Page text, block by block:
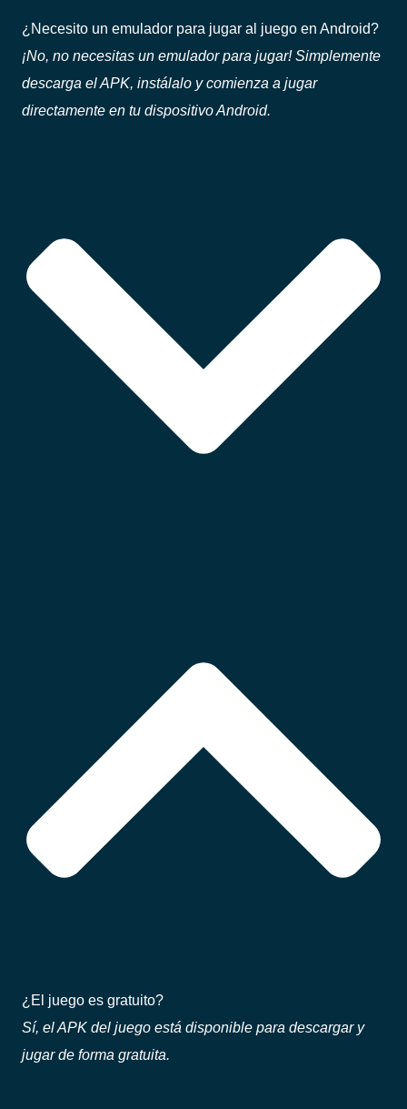
¿Necesito un emulador para jugar al juego en Android?
¡No, no necesitas un emulador para jugar! Simplemente
descarga el APK, instálalo y comienza a jugar
directamente en tu dispositivo Android.
¿El juego es gratuito?
Sí, el APK del juego está disponible para descargar y
jugar de forma gratuita.